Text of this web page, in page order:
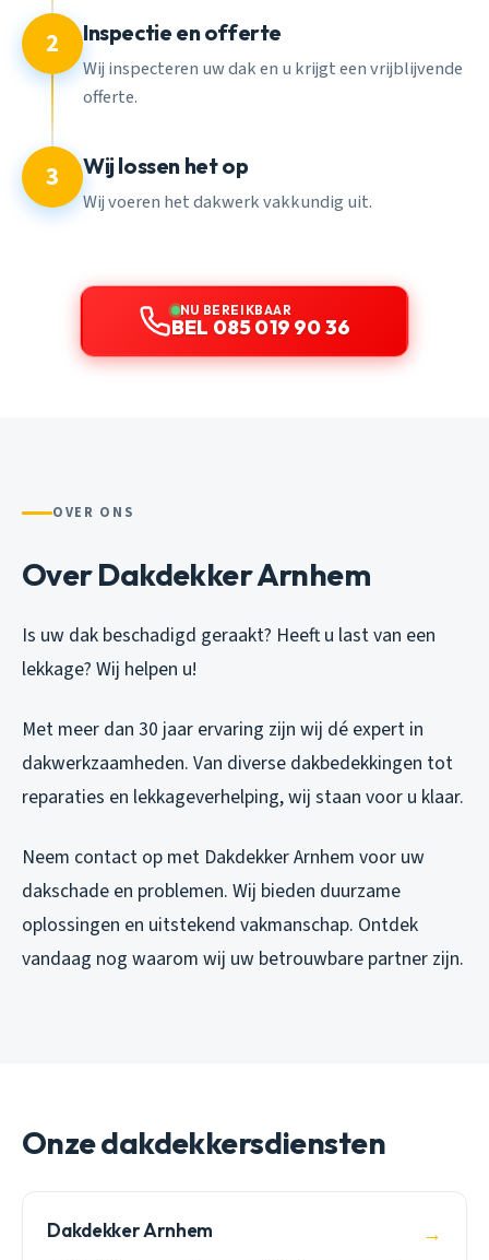
2 Inspectie en offerte
Wij inspecteren uw dak en u krijgt een vrijblijvende
offerte.
3 Wij lossen het op
Wij voeren het dakwerk vakkundig uit.
NU BEREIKBAAR
BEL 085 019 90 36
OVER ONS
Over Dakdekker Arnhem
Is uw dak beschadigd geraakt? Heeft u last van een
lekkage? Wij helpen u!
Met meer dan 30 jaar ervaring zijn wij dé expert in
dakwerkzaamheden. Van diverse dakbedekkingen tot
reparaties en lekkageverhelping, wij staan voor u klaar.
Neem contact op met Dakdekker Arnhem voor uw
dakschade en problemen. Wij bieden duurzame
oplossingen en uitstekend vakmanschap. Ontdek
vandaag nog waarom wij uw betrouwbare partner zijn.
Onze dakdekkersdiensten
Dakdekker Arnhem →